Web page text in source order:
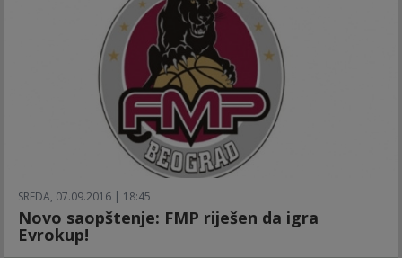
SREDA, 07.09.2016 | 18:45
Novo saopštenje: FMP riješen da igra
Evrokup!